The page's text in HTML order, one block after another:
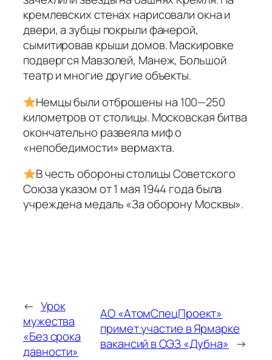
кремлевских стенах нарисовали окна и
двери, а зубцы покрыли фанерой,
сымитировав крыши домов. Маскировке
подвергся Мавзолей, Манеж, Большой
театр и многие другие объекты.
Немцы были отброшены на 100—250
километров от столицы. Московская битва
окончательно развеяла миф о
«непобедимости» вермахта.
В честь обороны столицы Советского
Союза указом от 1 мая 1944 года была
учреждена медаль «За оборону Москвы».
← Урок
мужества
«Без срока
давности»
АО «АтомСпецПроект»
примет участие в Ярмарке
вакансий в ОЭЗ «Дубна» →